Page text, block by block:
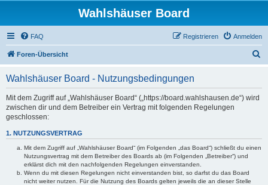
Wahlshäuser Board
FAQ Anmelden
Registrieren
Foren-Übersicht
Wahlshäuser Board - Nutzungsbedingungen
Mit dem Zugriff auf „Wahlshäuser Board“ („https://board.wahlshausen.de“) wird
zwischen dir und dem Betreiber ein Vertrag mit folgenden Regelungen
geschlossen:
1. NUTZUNGSVERTRAG
Mit dem Zugriff auf „Wahlshäuser Board“ (im Folgenden „das Board“) schließt du einen
Nutzungsvertrag mit dem Betreiber des Boards ab (im Folgenden „Betreiber“) und
erklärst dich mit den nachfolgenden Regelungen einverstanden.
Wenn du mit diesen Regelungen nicht einverstanden bist, so darfst du das Board
nicht weiter nutzen. Für die Nutzung des Boards gelten jeweils die an dieser Stelle